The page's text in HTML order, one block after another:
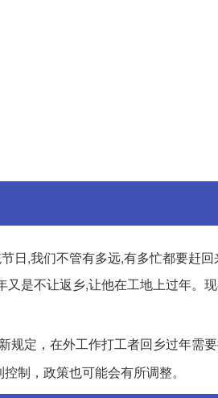
日,我们不管有多远,有多忙都要赶
是不让返乡,让他在工地上过年。
规定，在外工作打工者回乡过年需
制，政策也可能会有所调整。